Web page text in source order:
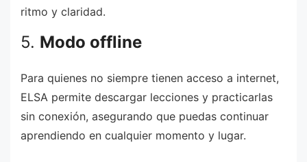
ritmo y claridad.
5. Modo offline
Para quienes no siempre tienen acceso a internet,
ELSA permite descargar lecciones y practicarlas
sin conexión, asegurando que puedas continuar
aprendiendo en cualquier momento y lugar.